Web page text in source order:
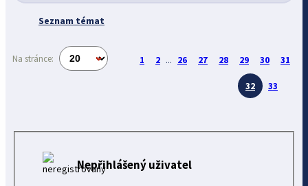
Seznam témat
Na stránce: 1 2 ... 26 27 28 29 30 31
32 33
Nepřihlášený uživatel